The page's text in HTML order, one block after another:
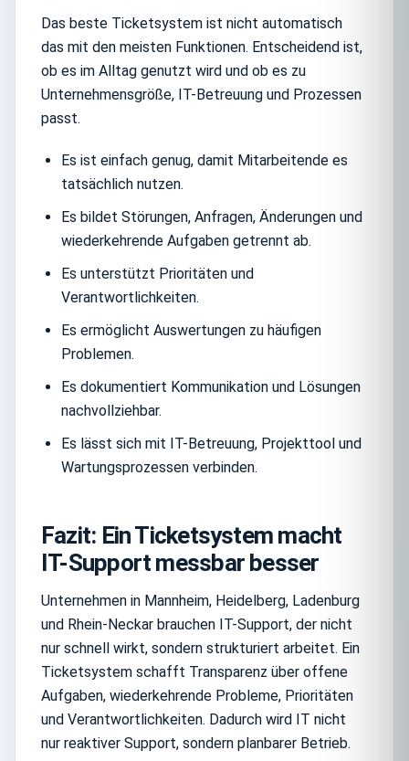
Das beste Ticketsystem ist nicht automatisch
das mit den meisten Funktionen. Entscheidend ist,
ob es im Alltag genutzt wird und ob es zu
Unternehmensgröße, IT-Betreuung und Prozessen
passt.
Es ist einfach genug, damit Mitarbeitende es
tatsächlich nutzen.
Es bildet Störungen, Anfragen, Änderungen und
wiederkehrende Aufgaben getrennt ab.
Es unterstützt Prioritäten und
Verantwortlichkeiten.
Es ermöglicht Auswertungen zu häufigen
Problemen.
Es dokumentiert Kommunikation und Lösungen
nachvollziehbar.
Es lässt sich mit IT-Betreuung, Projekttool und
Wartungsprozessen verbinden.
Fazit: Ein Ticketsystem macht
IT-Support messbar besser
Unternehmen in Mannheim, Heidelberg, Ladenburg
und Rhein-Neckar brauchen IT-Support, der nicht
nur schnell wirkt, sondern strukturiert arbeitet. Ein
Ticketsystem schafft Transparenz über offene
Aufgaben, wiederkehrende Probleme, Prioritäten
und Verantwortlichkeiten. Dadurch wird IT nicht
nur reaktiver Support, sondern planbarer Betrieb.